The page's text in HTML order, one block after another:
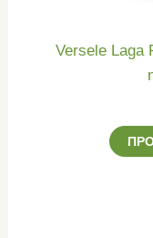
Versele Laga